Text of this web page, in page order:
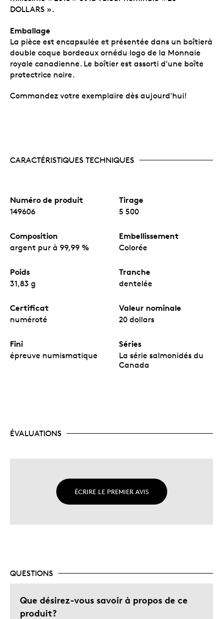
DOLLARS ».
Emballage
La pièce est encapsulée et présentée dans un boîtierà
double coque bordeaux ornédu logo de la Monnaie
royale canadienne. Le boîtier est assorti d'une boîte
protectrice noire.
Commandez votre exemplaire dès aujourd'hui!
CARACTÉRISTIQUES TECHNIQUES
Numéro de produit
149606
Tirage
5 500
Composition
argent pur à 99,99 %
Embellissement
Colorée
Poids
31,83 g
Tranche
dentelée
Certificat
numéroté
Valeur nominale
20 dollars
Fini
épreuve numismatique
Séries
La série salmonidés du
Canada
ÉVALUATIONS
ÉCRIRE LE PREMIER AVIS
QUESTIONS
Que désirez-vous savoir à propos de ce
produit?